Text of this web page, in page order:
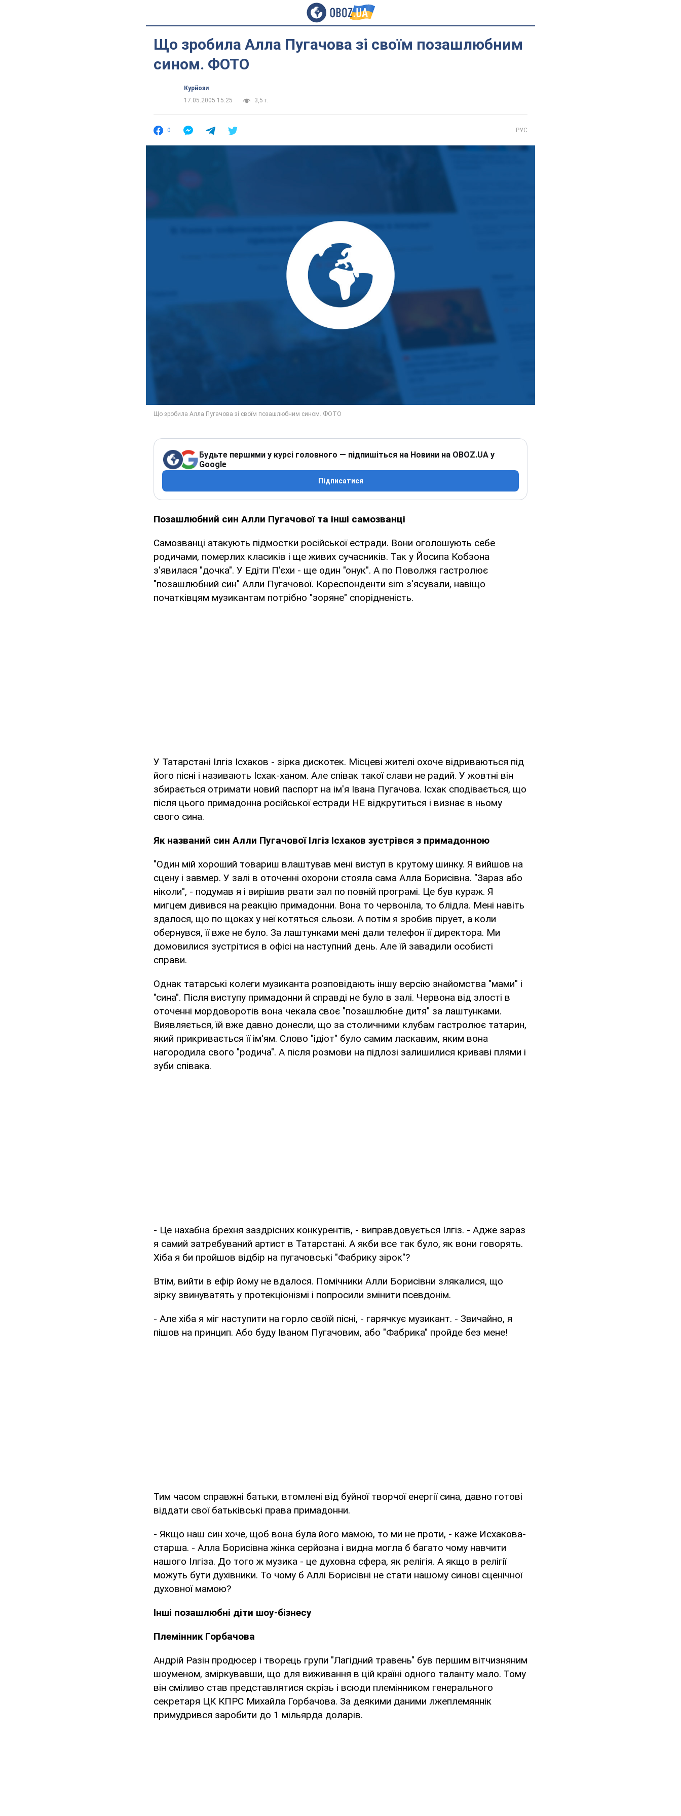
Що зробила Алла Пугачова зі своїм позашлюбним
сином. ФОТО
Курйози
17.05.2005 15:25
3,5 т.
0 РУС
Будьте першими у курсі головного — підпишіться на Новини на OBOZ.UA у
Google
Підписатися
Позашлюбний син Алли Пугачової та інші самозванці
Самозванці атакують підмостки російської естради. Вони оголошують себе
родичами, померлих класиків і ще живих сучасників. Так у Йосипа Кобзона
з'явилася "дочка". У Едіти П'єхи - ще один "онук". А по Поволжя гастролює
"позашлюбний син" Алли Пугачової. Кореспонденти sim з'ясували, навіщо
початківцям музикантам потрібно "зоряне" спорідненість.
У Татарстані Ілгіз Ісхаков - зірка дискотек. Місцеві жителі охоче відриваються під
його пісні і називають Ісхак-ханом. Але співак такої слави не радий. У жовтні він
збирається отримати новий паспорт на ім'я Івана Пугачова. Ісхак сподівається, що
після цього примадонна російської естради НЕ відкрутиться і визнає в ньому
свого сина.
Як названий син Алли Пугачової Ілгіз Ісхаков зустрівся з примадонною
"Один мій хороший товариш влаштував мені виступ в крутому шинку. Я вийшов на
сцену і завмер. У залі в оточенні охорони стояла сама Алла Борисівна. "Зараз або
ніколи", - подумав я і вирішив рвати зал по повній програмі. Це був кураж. Я
мигцем дивився на реакцію примадонни. Вона то червоніла, то блідла. Мені навіть
здалося, що по щоках у неї котяться сльози. А потім я зробив пірует, а коли
обернувся, її вже не було. За лаштунками мені дали телефон її директора. Ми
домовилися зустрітися в офісі на наступний день. Але їй завадили особисті
справи.
Однак татарські колеги музиканта розповідають іншу версію знайомства "мами" і
"сина". Після виступу примадонни й справді не було в залі. Червона від злості в
оточенні мордоворотів вона чекала своє "позашлюбне дитя" за лаштунками.
Виявляється, їй вже давно донесли, що за столичними клубам гастролює татарин,
який прикривається її ім'ям. Слово "ідіот" було самим ласкавим, яким вона
нагородила свого "родича". А після розмови на підлозі залишилися криваві плями і
зуби співака.
- Це нахабна брехня заздрісних конкурентів, - виправдовується Ілгіз. - Адже зараз
я самий затребуваний артист в Татарстані. А якби все так було, як вони говорять.
Хіба я би пройшов відбір на пугачовські "Фабрику зірок"?
Втім, вийти в ефір йому не вдалося. Помічники Алли Борисівни злякалися, що
зірку звинуватять у протекціонізмі і попросили змінити псевдонім.
- Але хіба я міг наступити на горло своїй пісні, - гарячкує музикант. - Звичайно, я
пішов на принцип. Або буду Іваном Пугачовим, або "Фабрика" пройде без мене!
Тим часом справжні батьки, втомлені від буйної творчої енергії сина, давно готові
віддати свої батьківські права примадонни.
- Якщо наш син хоче, щоб вона була його мамою, то ми не проти, - каже Исхакова-
старша. - Алла Борисівна жінка серйозна і видна могла б багато чому навчити
нашого Ілгіза. До того ж музика - це духовна сфера, як релігія. А якщо в релігії
можуть бути духівники. То чому б Аллі Борисівні не стати нашому синові сценічної
духовної мамою?
Інші позашлюбні діти шоу-бізнесу
Племінник Горбачова
Андрій Разін продюсер і творець групи "Лагідний травень" був першим вітчизняним
шоуменом, зміркувавши, що для виживання в цій країні одного таланту мало. Тому
він сміливо став представлятися скрізь і всюди племінником генерального
секретаря ЦК КПРС Михайла Горбачова. За деякими даними лжеплемяннік
примудрився заробити до 1 мільярда доларів.